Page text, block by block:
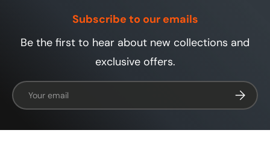
Subscribe to our emails
Be the first to hear about new collections and
exclusive offers.
Email